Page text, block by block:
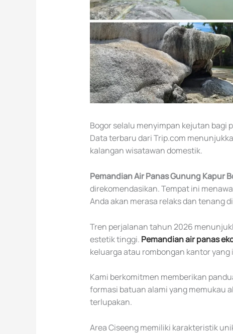
Bogor selalu menyimpan kejutan bagi
Data terbaru dari Trip.com
kalangan wisatawan domestik.
Pemandian Air Panas Gunung Kapur
direkomendasikan. Tempat ini
Anda akan merasa relaks dan tenang
Tren perjalanan tahun 2026
estetik tinggi. Pemandian air panas
keluarga atau rombongan kantor
Kami berkomitmen memberikan
formasi batuan alami yang memukau
terlupakan.
Area Ciseeng memiliki karakteristik